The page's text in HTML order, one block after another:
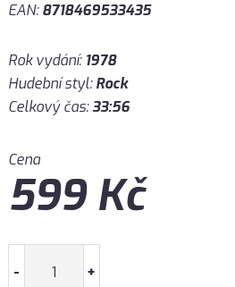
EAN:8718469533435
Rok vydání: 1978
Hudební styl:Rock
Celkový čas:33:56
Cena
599Kč
- +